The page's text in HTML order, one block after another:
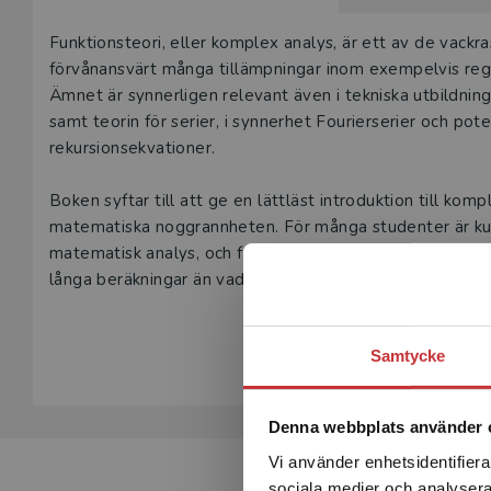
Samtycke
Denna webbplats använder
Vi använder
Beskrivning
Funktionsteori, eller komplex analys, är ett av de
förvånansvärt många tillämpningar inom exempelvis
Ämnet är synnerligen relevant även i tekniska
samt teorin för serier, i synnerhet Fourierserier och
rekursionsekvationer.
Boken syftar till att ge en lättläst introduktion till
matematiska noggrannheten. För många studenter är
matematisk analys, och för att underlätta för läsaren
långa beräkningar än vad som är brukligt. Nästan alla
civilingenjörsstudenter, men kan även användas som
Visa hela